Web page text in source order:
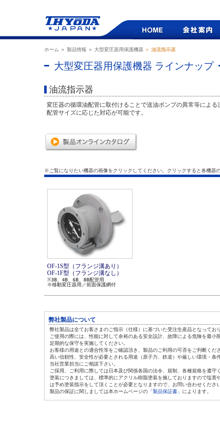
ホーム ＞ 製品情報 ＞ 大型変圧器用保護機器 ＞ 油流指示器
大型変圧器用保護機器 ラインナップ
油流指示器
変圧器の循環油配管に取付けることで送油ポンプの異常等によ
配管サイズに応じた対応が可能です。
※ご覧になりたい機器の画像をクリックしてください。クリックすると各機器
OF-1S型（フランジ溝あり）
OF-1F型（フランジ溝なし）
※3B、4B、6B、8B配管用
※移動変圧器用／前面保護網付
弊社製品について
弊社製品は全てお客さまのご指示（仕様）に基づいた受注生産品となってお
ご使用の際には、性能に対して余裕のある安全設計、故障による危険を最小
定期的な保守を実施してください。
お客様の用途との適合性等をご確認頂き、製品のご利用の可否をご判断くだ
高い信頼性、安全性が必要とされる用途（原子力、鉄道）や厳しい環境・条
当社営業担当にご相談下さい。
ご採用、ご利用に際しては日本及び関係各国の法令、規制、各種規格を遵守
塗装につきましては、標準的にアクリル樹脂塗装を施しておりますので塩害
は予め塗装指示をして頂くことが必要となりますので、お問い合わせくださ
製品の保証に関しましては本ホームページの 「製品保証書」 によります。